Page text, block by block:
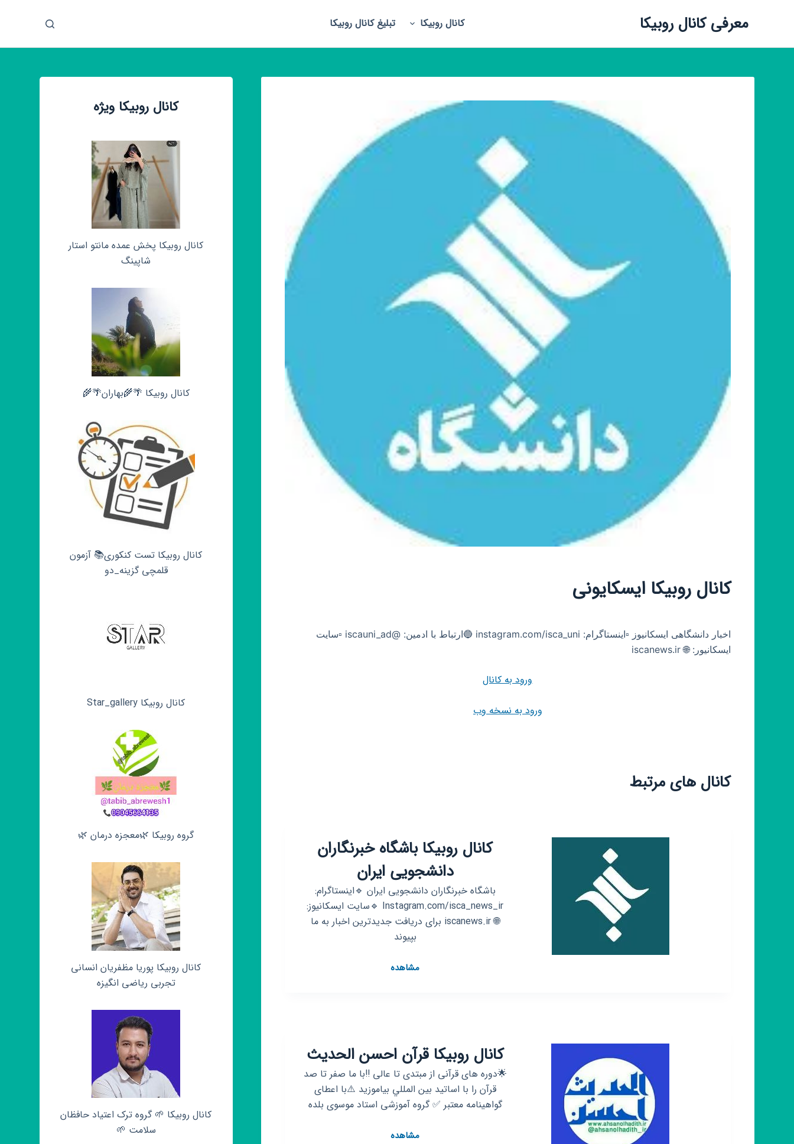
ش
معرفی کانال روبیکا کانال روبیکا تبلیغ کانال روبیکا
کانال روبیکا ایسکایونی
اخبار دانشگاهی ایسکانیوز ▫️اینستاگرام: instagram.com/isca_uni 🔵ارتباط با ادمین: @iscauni_ad ▫️سایت
ایسکانیور: 🌐 iscanews.ir
ورود به کانال
ورود به نسخه وب
کانال های مرتبط
کانال روبیکا باشگاه خبرنگاران
دانشجویی ایران
باشگاه خبرنگاران دانشجویی ایران 🔹اینستاگرام:
Instagram.com/isca_news_ir 🔹سایت ایسکانیوز:
🌐 iscanews.ir برای دریافت جدیدترین اخبار به ما
بپیوند
مشاهدهکانال
کانال روبیکا قرآن احسن الحدیث
🌟دوره های قرآنی از مبتدی تا عالی ‼️با ما صفر تا صد
قرآن را با اساتيد بين المللي بیاموزید ⚠️با اعطای
گواهینامه معتبر ✅ گروه آموزشی استاد موسوی بلده
مشاهدهکانال
کانال روبیکا ویژه
کانال روبیکا پخش عمده مانتو استار
شاپینگ
کانال روبیکا 🌴🌾بهاران🌴🌾
کانال روبیکا تست کنکوری📚 آزمون
قلمچی‌‌ گزینه_دو
کانال روبیکا Star_gallery
گروه روبیکا 🌿معجزه درمان 🌿
کانال روبیکا پوریا مظفریان انسانی
تجربی ریاضی انگیزه
کانال روبیکا 🌱 گروه ترک اعتیاد حافظان
سلامت 🌱